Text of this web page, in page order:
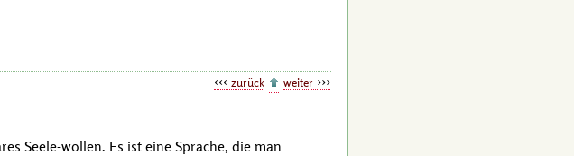
zurück weiter
Seele-wollen. Es ist eine Sprache, die man